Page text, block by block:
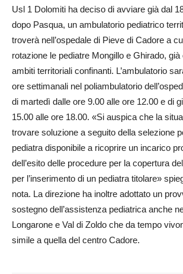
Usl 1 Dolomiti ha deciso di avviare già dal
dopo Pasqua, un ambulatorio pediatrico
troverà nell’ospedale di Pieve di Cadore a
rotazione le pediatre Mongillo e Ghirado, già
ambiti territoriali confinanti. L’ambulatorio
ore settimanali nel poliambulatorio
di martedì dalle ore 9.00 alle ore 12.00 e di
15.00 alle ore 18.00. «Si auspica che la
trovare soluzione a seguito della selezione
pediatra disponibile a ricoprire un incarico
dell’esito delle procedure per la copertura
per l’inserimento di un pediatra titolare»
nota. La direzione ha inoltre adottato un
sostegno dell’assistenza pediatrica anche
Longarone e Val di Zoldo che da tempo
simile a quella del centro Cadore.